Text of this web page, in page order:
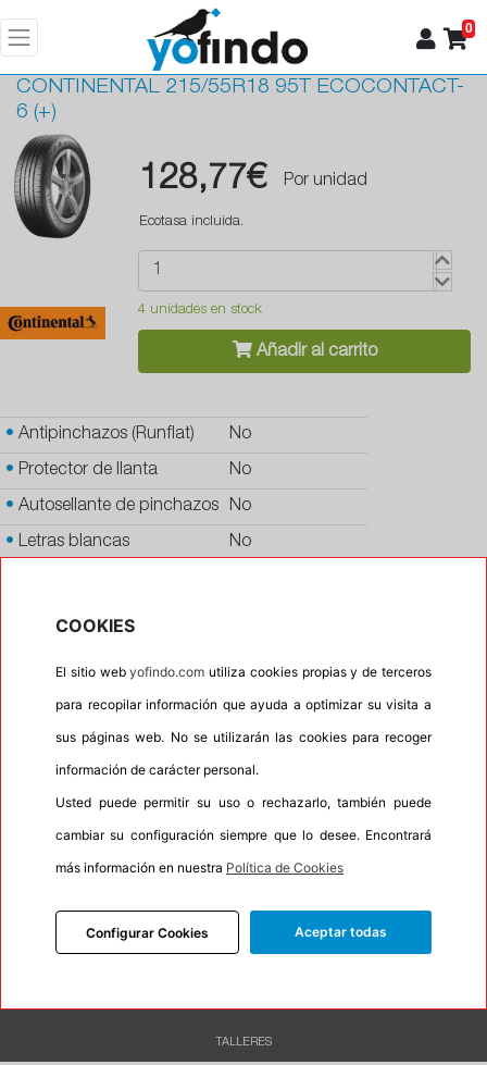
0
CONTINENTAL 215/55R18 95T ECOCONTACT-
6 (+)
128,77€ Por unidad
Ecotasa incluida.
4 unidades en stock
Añadir al carrito
• Antipinchazos (Runflat) No
• Protector de llanta No
• Autosellante de pinchazos No
• Letras blancas No
Oportunidad
Etiqueta energética Información Eprel
INFORMACIÓN
RECOMENDADO
TALLERES
COOKIES
El sitio webyofindo.com utiliza cookies propias y de terceros
para recopilar información que ayuda a optimizar su visita a
sus páginas web. No se utilizarán las cookies para recoger
información de carácter personal.
Usted puede permitir su uso o rechazarlo, también puede
cambiar su configuración siempre que lo desee. Encontrará
más información en nuestra Política de Cookies
Configurar Cookies Aceptar todas